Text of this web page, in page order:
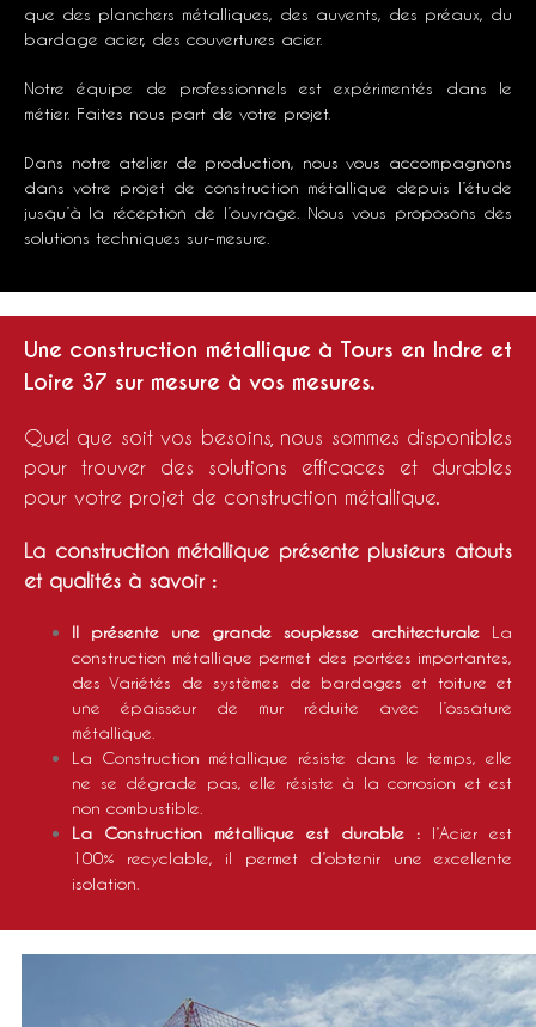
que des planchers métalliques, des auvents, des préaux, du
bardage acier, des couvertures acier.
Notre équipe de professionnels est expérimentés dans le
métier. Faites nous part de votre projet.
Dans notre atelier de production, nous vous accompagnons
dans votre projet de construction métallique depuis l’étude
jusqu’à la réception de l’ouvrage. Nous vous proposons des
solutions techniques sur-mesure.
Une construction métallique à Tours en Indre et
Loire 37 sur mesure à vos mesures.
Quel que soit vos besoins, nous sommes disponibles
pour trouver des solutions efficaces et durables
pour votre projet de construction métallique.
La construction métallique présente plusieurs atouts
et qualités à savoir :
Il présente une grande souplesse architecturale La
construction métallique permet des portées importantes,
des Variétés de systèmes de bardages et toiture et
une épaisseur de mur réduite avec l’ossature
métallique.
La Construction métallique résiste dans le temps, elle
ne se dégrade pas, elle résiste à la corrosion et est
non combustible.
La Construction métallique est durable : l’Acier est
100% recyclable, il permet d’obtenir une excellente
isolation.